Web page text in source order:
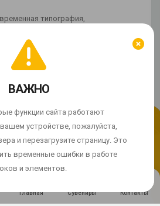
Главная Сувениры Контакты
типография,
Предлагаем полный
изготовления качественной
работает некорректно?
cookie
сайт, Вы соглашаетесь с
cookie-файлов.
ПРИНЯТЬ
ВАЖНО
функции сайта работают
устройстве, пожалуйста,
и перезагрузите страницу. Это
временные ошибки в работе
и элементов.